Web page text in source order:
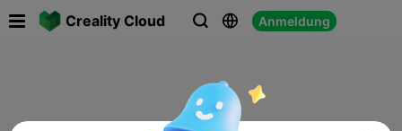
Creality Cloud   Anmeldung